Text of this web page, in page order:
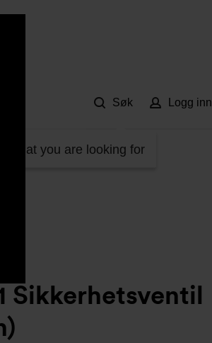
what you are looking for
Søk Logg inn
(Støpejern)
Sikkerhetsventil